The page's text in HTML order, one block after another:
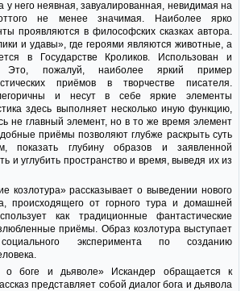
у него неявная, завуалированная, невидимая на
не менее значимая. Наиболее ярко
проявляются в философских сказках автора.
и удавы», где героями являются животные, а
в Государстве Кроликов. Использован и
Это, пожалуй, наиболее яркий пример
приёмов в творчестве писателя.
и несут в себе яркие элементы
здесь выполняет несколько иную функцию,
не главный элемент, но в то же время элемент
приёмы позволяют глубже раскрыть суть
показать глубину образов и заявленной
и углубить пространство и время, выведя их из
козлотура» рассказывает о выведении нового
происходящего от горного тура и домашней
как традиционные фантастические
приёмы. Образ козлотура выступает
эксперимента по созданию
о боге и дьяволе» Искандер обращается к
представляет собой диалог бога и дьявола